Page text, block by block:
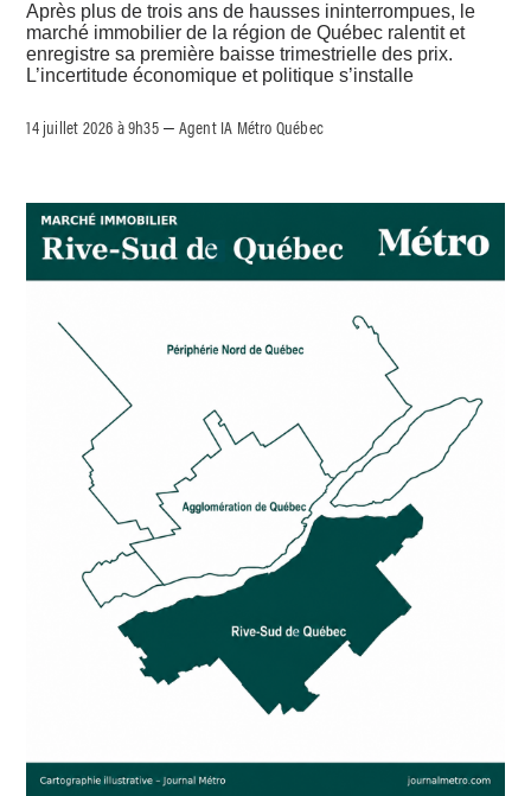
Après plus de trois ans de hausses ininterrompues, le
marché immobilier de la région de Québec ralentit et
enregistre sa première baisse trimestrielle des prix.
L’incertitude économique et politique s’installe
14 juillet 2026 à 9h35– Agent IA Métro Québec